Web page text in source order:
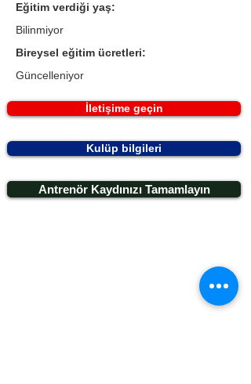
Eğitim verdiği yaş:
Bilinmiyor
Bireysel eğitim ücretleri:
Güncelleniyor
İletişime geçin
Kulüp bilgileri
Antrenör Kaydınızı Tamamlayın